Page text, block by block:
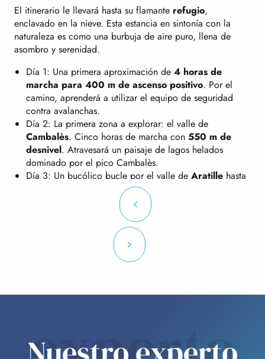
El itinerario le llevará hasta su flamante refugio,
enclavado en la nieve. Esta estancia en sintonía con la
naturaleza es como una burbuja de aire puro, llena de
asombro y serenidad.
Día 1: Una primera aproximación de 4 horas de
marcha para 400 m de ascenso positivo. Por el
camino, aprenderá a utilizar el equipo de seguridad
contra avalanchas.
Día 2: La primera zona a explorar: el valle de
Cambalès. Cinco horas de marcha con 550 m de
desnivel. Atravesará un paisaje de lagos helados
dominado por el pico Cambalès.
Día 3: Un bucólico bucle por el valle de Aratille hasta
su lago, salpicado por el goteo del Gave a la subida y
algunos descensos en tobogán a la vuelta. Tiempo de
marcha similar al del día anterior, con
desnivel suplementario.
Día 4: Regreso al punto de partida por una ruta
impresionante. Vastas extensiones de blanco, panoramas
sobrecogedores y el ambiente de la alta montaña,
regreso merecido, con6 horas de marcha,600 m